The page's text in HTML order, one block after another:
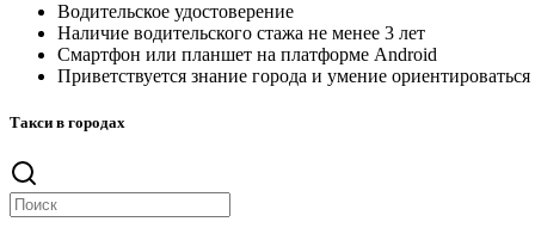
Водительское удостоверение
Наличие водительского стажа не менее 3 лет
Смартфон или планшет на платформе Android
Приветствуется знание города и умение
Такси в городах